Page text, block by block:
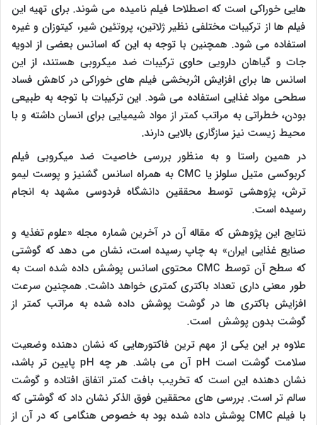
هایی خوراکی است که اصطلاحا فیلم نامیده می شوند. برای تهیه این
فیلم ها از ترکیبات مختلفی نظیر ژلاتین، پروتئین شیر، کیتوزان و غیره
استفاده می شود. همچنین با توجه به این که اسانس بعضی از ادویه
جات و گیاهان دارویی حاوی ترکیبات ضد میکروبی هستند، از این
اسانس ها برای افزایش اثربخشی فیلم های خوراکی در کاهش فساد
سطحی مواد غذایی استفاده می شود. این ترکیبات با توجه به طبیعی
بودن، خطراتی به مراتب کمتر از مواد شیمیایی برای انسان داشته و با
محیط زیست نیز سازگاری بالایی دارند.
در همین راستا و به منظور بررسی خاصیت ضد میکروبی فیلم
کربوکسی متیل سلولز یاCMC به همراه اسانس گشنیز و پوست لیمو
ترش، پژوهشی توسط محققین دانشگاه فردوسی مشهد به انجام
رسیده است.
نتایج این پژوهش که مقاله آن در آخرین شماره مجله «علوم تغذیه و
صنایع غذایی ایران» به چاپ رسیده است، نشان می دهد که گوشتی
که سطح آن توسط CMC محتوی اسانس پوشش داده شده است به
طور معنی داری تعداد باکتری کمتری خواهد داشت. همچنین سرعت
افزایش باکتری ها در گوشت پوشش داده شده به مراتب کمتر از
گوشت بدون پوشش است.
علاوه بر این یکی از مهم ترین فاکتورهایی که نشان دهنده وضعیت
سلامت گوشت است pH آن می باشد. هر چه pH پایین تر باشد،
نشان دهنده این است که تخریب بافت کمتر اتفاق افتاده و گوشت
سالم تر است. بررسی های محققین فوق الذکر نشان داد که گوشتی که
با فیلم CMC پوشش داده شده بود به خصوص هنگامی که در آن از